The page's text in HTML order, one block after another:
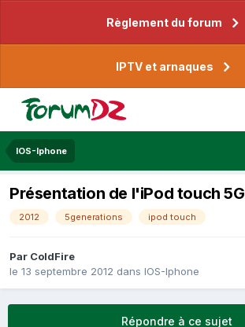
Règlement du forum
IPTV et arnaques
IOS-Iphone
Présentation de l'iPod touch 5G
2012 5generations ipod touch
Par ColdFire
le 13 septembre 2012 dans IOS-Iphone
Répondre à ce sujet